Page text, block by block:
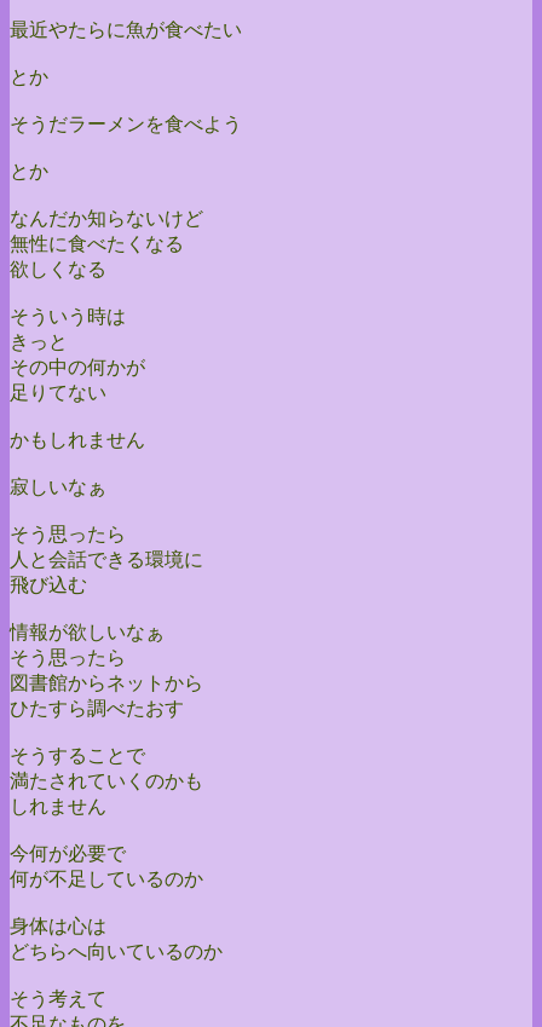
最近やたらに魚が食べたい
とか
そうだラーメンを食べよう
とか
なんだか知らないけど
無性に食べたくなる
欲しくなる
そういう時は
きっと
その中の何かが
足りてない
かもしれません
寂しいなぁ
そう思ったら
人と会話できる環境に
飛び込む
情報が欲しいなぁ
そう思ったら
図書館からネットから
ひたすら調べたおす
そうすることで
満たされていくのかも
しれません
今何が必要で
何が不足しているのか
身体は心は
どちらへ向いているのか
そう考えて